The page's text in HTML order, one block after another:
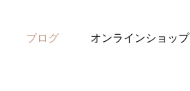
ブログ オンラインショップ